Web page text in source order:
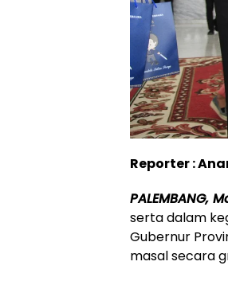
Reporter :
PALEMBANG,
serta dalam
Gubernur
masal secara